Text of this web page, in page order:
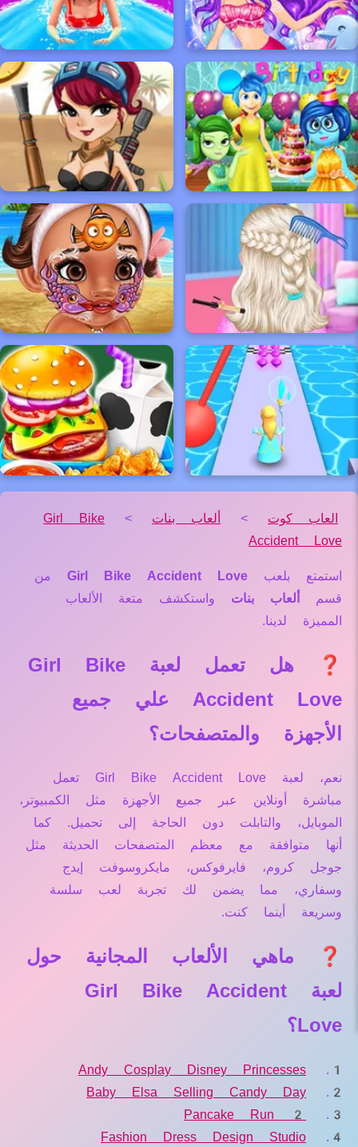
العاب كوت > ألعاب بنات >
Girl Bike
Accident Love
استمتع بلعب Girl Bike Accident Love من
قسم
ألعاب بنات واستكشف متعة الألعاب
المميزة لدينا.
❓ هل تعمل لعبة Girl Bike
Accident Love علي جميع
الأجهزة والمتصفحات؟
نعم، لعبة Girl Bike Accident Love تعمل
مباشرة أونلاين عبر جميع الأجهزة مثل الكمبيوتر،
الموبايل، والتابلت دون الحاجة إلى تحميل. كما
أنها متوافقة مع معظم المتصفحات الحديثة مثل
جوجل كروم، فايرفوكس، مايكروسوفت إيدج
وسفاري، مما يضمن لك تجربة لعب سلسة
وسريعة أينما كنت.
❓ ماهي الألعاب المجانية حول
لعبة Girl Bike Accident
Love؟
Andy Cosplay Disney Princesses
Baby Elsa Selling Candy Day
Pancake Run 2
Fashion Dress Design Studio